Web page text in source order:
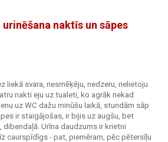
naktīs un sāpes
liekā svara, nesmēķēju, nedzeru, nelietoju
nakti eju uz tualeti, ko agrāk nekad
uz WC dažu minūšu laikā, stundām sāp
ir staigājošas, ir bijis uz augšu, bet
dibendaļā. Urīna daudzums ir krietni
caurspīdīgs - pat, piemēram, pēc pētersīļu